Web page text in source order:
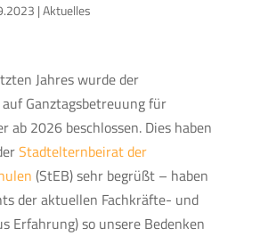
|Aktuelles
Jahres wurde der
Ganztagsbetreuung für
ab 2026 beschlossen. Dies haben
Stadtelternbeirat der
(StEB) sehr begrüßt – haben
der aktuellen Fachkräfte- und
Erfahrung) so unsere Bedenken